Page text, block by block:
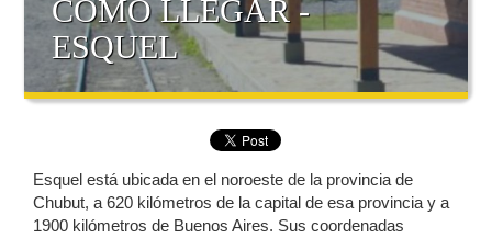
COMO LLEGAR -
ESQUEL
Esquel está ubicada en el noroeste de la provincia de
Chubut, a 620 kilómetros de la capital de esa provincia y a
1900 kilómetros de Buenos Aires. Sus coordenadas